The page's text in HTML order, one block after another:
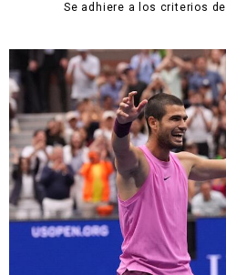
Se adhiere a los criterios de